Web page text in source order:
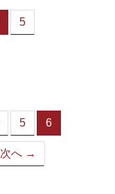
（こ
5
5 6
次へ →